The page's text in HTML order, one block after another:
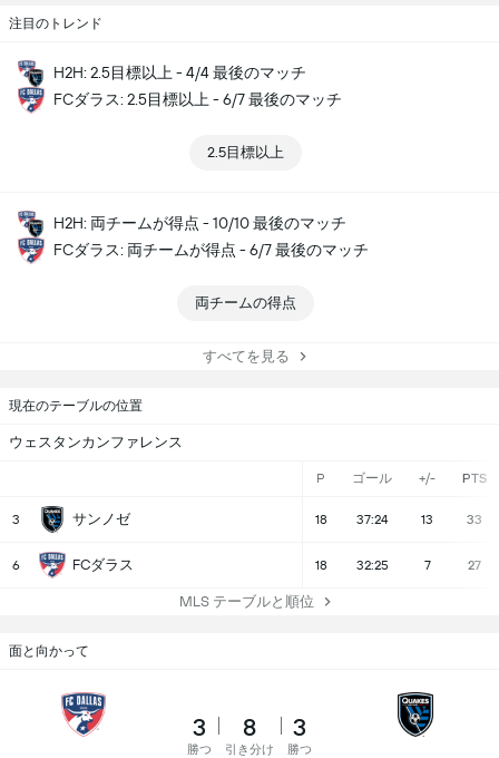
注目のトレンド
H2H: 2.5目標以上 - 4/4 最後のマッチ
FCダラス: 2.5目標以上 - 6/7 最後のマッチ
2.5目標以上
H2H: 両チームが得点 - 10/10 最後のマッチ
FCダラス: 両チームが得点 - 6/7 最後のマッチ
両チームの得点
すべてを見る
現在のテーブルの位置
ウェスタンカンファレンス
P ゴール +/- PTS
3 サンノゼ 18 37:24 13 33
6 FCダラス 18 32:25 7 27
MLS テーブルと順位
面と向かって
3
勝つ
8
引き分け
3
勝つ